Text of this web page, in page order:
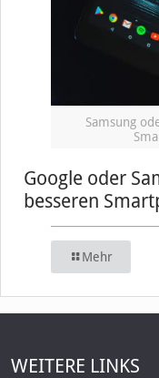
Samsung
Google oder
besseren
Mehr
WEITERE LINKS